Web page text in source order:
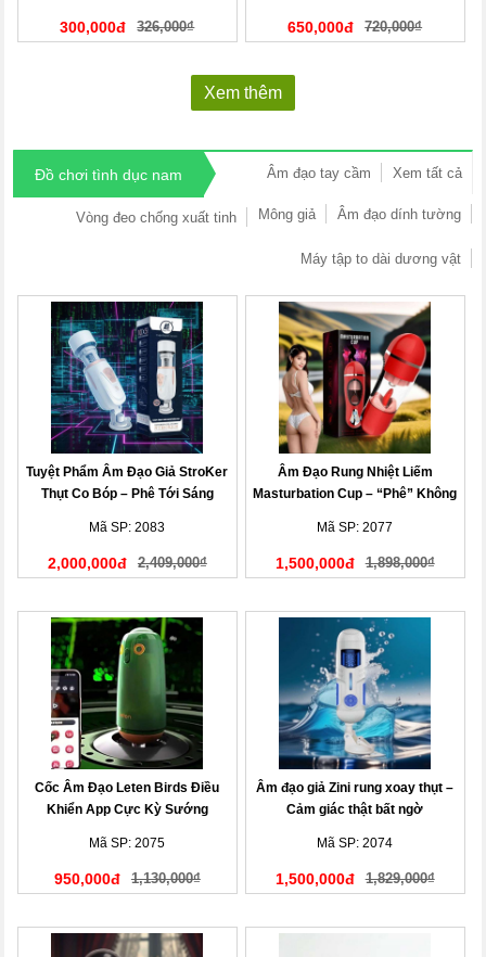
300,000đ 326,000₫ 650,000đ 720,000₫
Xem thêm
Đồ chơi tình dục nam Xem tất cả
Âm đạo tay cầm
Âm đạo dính tường
Mông giả
Vòng đeo chống xuất tinh
Máy tập to dài dương vật
Tuyệt Phẩm Âm Đạo Giả StroKer
Thụt Co Bóp – Phê Tới Sáng
Mã SP: 2083
2,000,000đ 2,409,000₫
Âm Đạo Rung Nhiệt Liếm
Masturbation Cup – “Phê” Không
Mã SP: 2077
1,500,000đ 1,898,000₫
Cốc Âm Đạo Leten Birds Điều
Khiển App Cực Kỳ Sướng
Mã SP: 2075
950,000đ 1,130,000₫
Âm đạo giả Zini rung xoay thụt –
Cảm giác thật bất ngờ
Mã SP: 2074
1,500,000đ 1,829,000₫